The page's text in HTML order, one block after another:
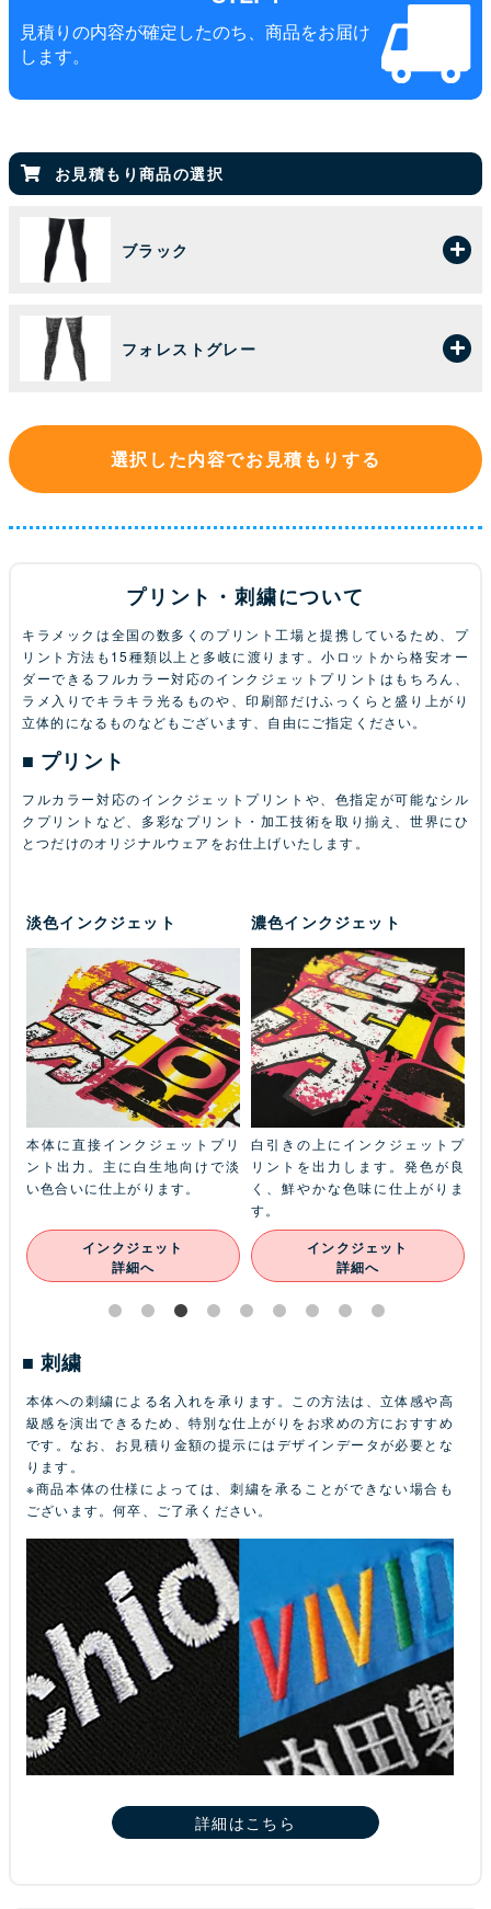
見積りの内容が確定したのち、商品をお届け
します。
お見積もり商品の選択
ブラック
フォレストグレー
選択した内容でお見積もりする
プリント・刺繍について
キラメックは全国の数多くのプリント工場と提携しているため、プ
リント方法も15種類以上と多岐に渡ります。小ロットから格安オー
ダーできるフルカラー対応のインクジェットプリントはもちろん、
ラメ入りでキラキラ光るものや、印刷部だけふっくらと盛り上がり
立体的になるものなどもございます、自由にご指定ください。
プリント
フルカラー対応のインクジェットプリントや、色指定が可能なシル
クプリントなど、多彩なプリント・加工技術を取り揃え、世界にひ
とつだけのオリジナルウェアをお仕上げいたします。
淡色インクジェット
本体に直接インクジェットプリ
ント出力。主に白生地向けで淡
い色合いに仕上がります。
インクジェット
詳細へ
濃色インクジェット
白引きの上にインクジェットプ
リントを出力します。発色が良
く、鮮やかな色味に仕上がりま
す。
インクジェット
詳細へ
刺繍
本体への刺繍による名入れを承ります。この方法は、立体感や高
級感を演出できるため、特別な仕上がりをお求めの方におすすめ
です。なお、お見積り金額の提示にはデザインデータが必要とな
ります。
※商品本体の仕様によっては、刺繍を承ることができない場合も
ございます。何卒、ご了承ください。
詳細はこちら